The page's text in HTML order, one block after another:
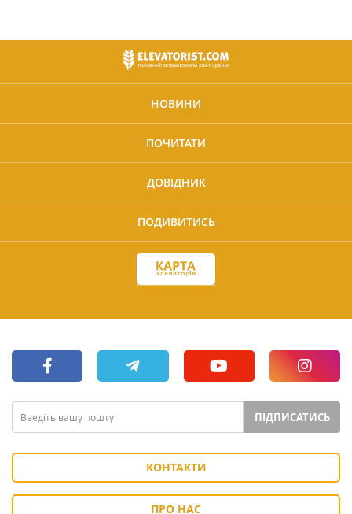
НОВИНИ
ПОЧИТАТИ
ДОВІДНИК
ПОДИВИТИСЬ
ПІДПИСАТИСЬ
КОНТАКТИ
ПРО НАС